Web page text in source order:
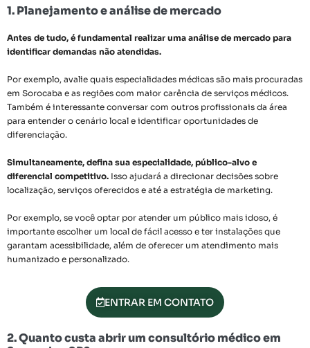
1. Planejamento e análise de mercado
Antes de tudo, é fundamental realizar uma análise de mercado para
identificar demandas não atendidas.
Por exemplo, avalie quais especialidades médicas são mais procuradas
em Sorocaba e as regiões com maior carência de serviços médicos.
Também é interessante conversar com outros profissionais da área
para entender o cenário local e identificar oportunidades de
diferenciação.
Simultaneamente, defina sua especialidade, público-alvo e
diferencial competitivo. Isso ajudará a direcionar decisões sobre
localização, serviços oferecidos e até a estratégia de marketing.
Por exemplo, se você optar por atender um público mais idoso, é
importante escolher um local de fácil acesso e ter instalações que
garantam acessibilidade, além de oferecer um atendimento mais
humanizado e personalizado.
ENTRAR EM CONTATO
2. Quanto custa abrir um consultório médico em